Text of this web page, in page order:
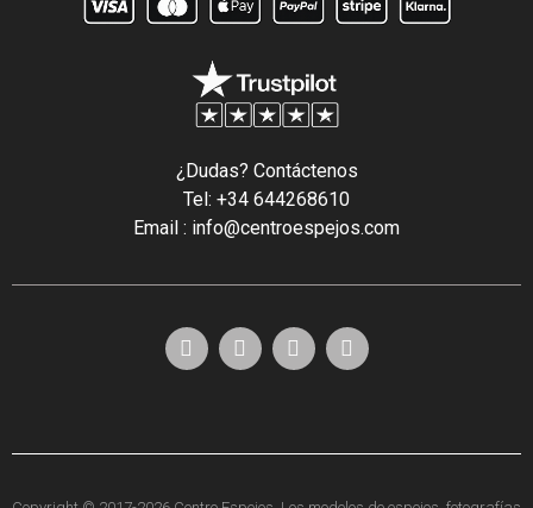
¿Dudas? Contáctenos
Tel: +34 644268610
Email : info@centroespejos.com